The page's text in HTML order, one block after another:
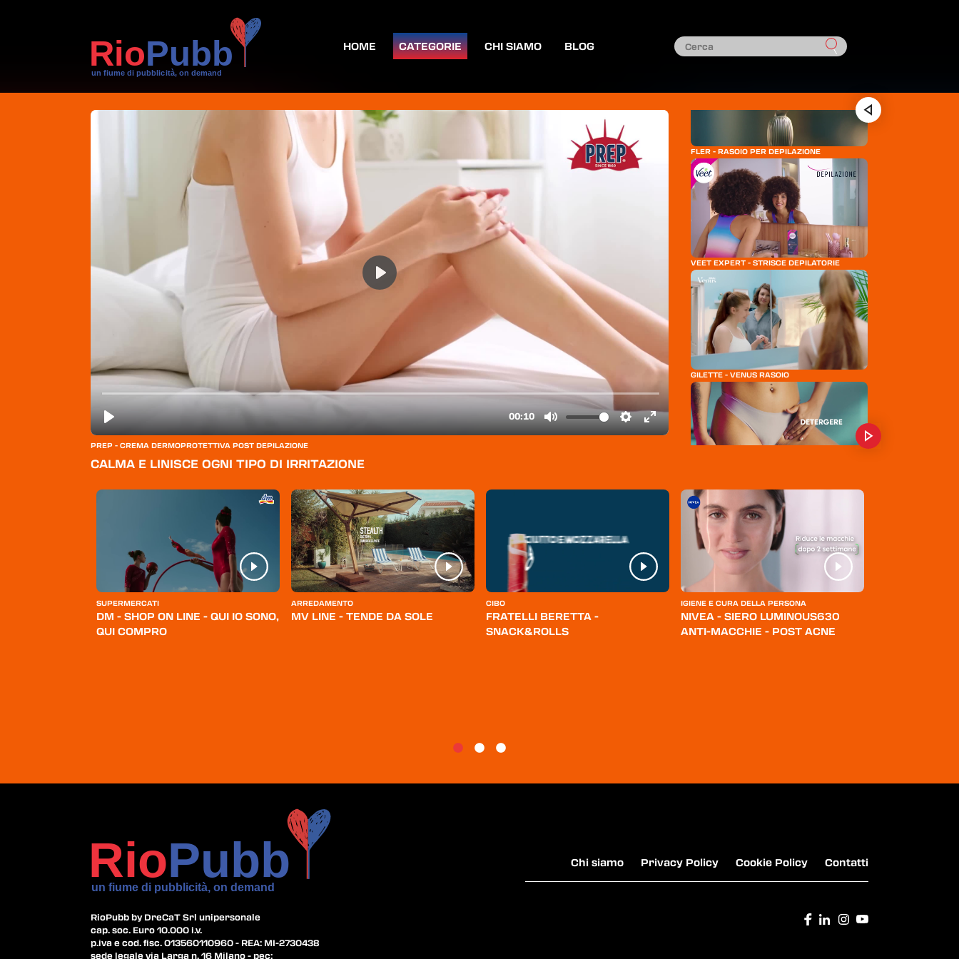
HOME CATEGORIE CHI SIAMO BLOG
PREP - CREMA DERMOPROTETTIVA POST DEPILAZIONE
CALMA E LINISCE OGNI TIPO DI IRRITAZIONE
BRAUN SILK-ÈPIL 9 FLEX
FLER - RASOIO PER DEPILAZIONE
VEET EXPERT - STRISCE DEPILATORIE
GILETTE - VENUS RASOIO
INTIMA
WILKINSON SWORD - INTUITION
BRAUN SILK-ÈPIL 9 FLEX
FLER - RASOIO PER DEPILAZIONE
VEET EXPERT - STRISCE DEPILATORIE
GILETTE - VENUS RASOIO
GILETTE - VENUS SATIN CARE PER LA ZONA
INTIMA
SUPERMERCATI
DM - SHOP ON LINE - QUI IO SONO,
QUI COMPRO
ARREDAMENTO
MV LINE - TENDE DA SOLE
CIBO
FRATELLI BERETTA -
SNACK&ROLLS
IGIENE E CURA DELLA PERSONA
NIVEA - SIERO LUMINOUS630
ANTI-MACCHIE - POST ACNE
Chi siamo Privacy Policy Cookie Policy Contatti
RioPubb by DreCaT Srl unipersonale
cap. soc. Euro 10.000 i.v.
p.iva e cod. fisc. 013560110960 - REA: MI-2730438
sede legale via Larga n. 16 Milano - pec: